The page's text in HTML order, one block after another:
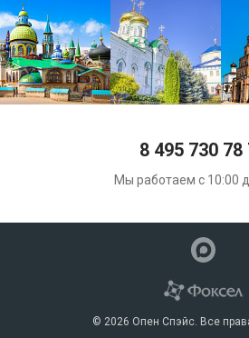
8 495 730 78
Мы работаем с 10:00
© 2026 Опен Спэйс. Все